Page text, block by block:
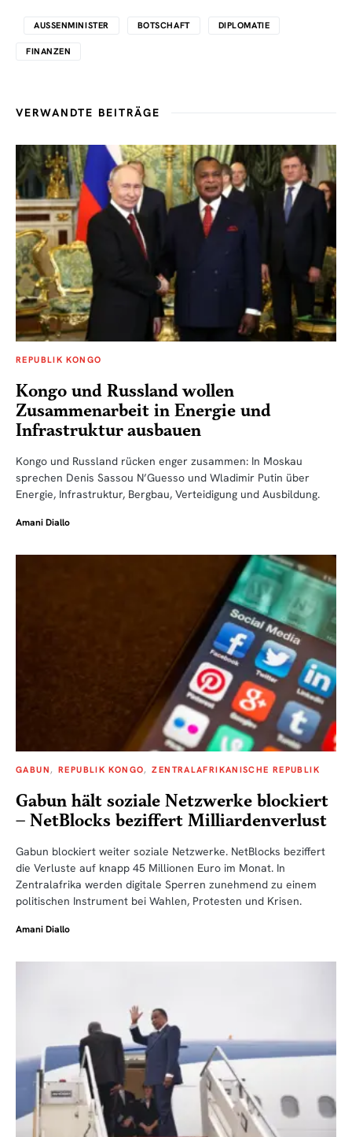
AUSSENMINISTER BOTSCHAFT DIPLOMATIE
FINANZEN
VERWANDTE BEITRÄGE
REPUBLIK KONGO
Kongo und Russland wollen
Zusammenarbeit in Energie und
Infrastruktur ausbauen
Kongo und Russland rücken enger zusammen: In Moskau
sprechen Denis Sassou N’Guesso und Wladimir Putin über
Energie, Infrastruktur, Bergbau, Verteidigung und Ausbildung.
Amani Diallo
GABUN REPUBLIK KONGO ZENTRALAFRIKANISCHE REPUBLIK
Gabun hält soziale Netzwerke blockiert
– NetBlocks beziffert Milliardenverlust
Gabun blockiert weiter soziale Netzwerke. NetBlocks beziffert
die Verluste auf knapp 45 Millionen Euro im Monat. In
Zentralafrika werden digitale Sperren zunehmend zu einem
politischen Instrument bei Wahlen, Protesten und Krisen.
Amani Diallo